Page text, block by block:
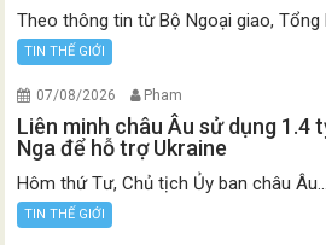
Theo thông tin từ Bộ Ngoại giao, Tổng
TIN THẾ GIỚI
07/08/2026 Pham
Liên minh châu Âu sử dụng 1.4
Nga để hỗ trợ Ukraine
Hôm thứ Tư, Chủ tịch Ủy ban châu Âu...
TIN THẾ GIỚI